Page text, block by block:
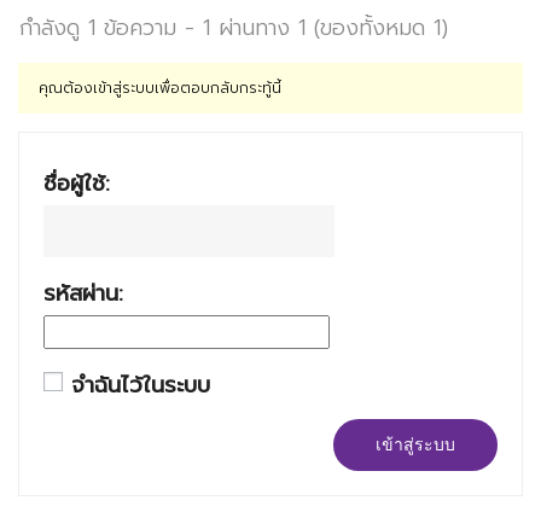
กำลังดู 1 ข้อความ - 1 ผ่านทาง 1 (ของทั้งหมด 1)
คุณต้องเข้าสู่ระบบเพื่อตอบกลับกระทู้นี้
ชื่อผู้ใช้:
รหัสผ่าน:
จำฉันไว้ในระบบ
เข้าสู่ระบบ